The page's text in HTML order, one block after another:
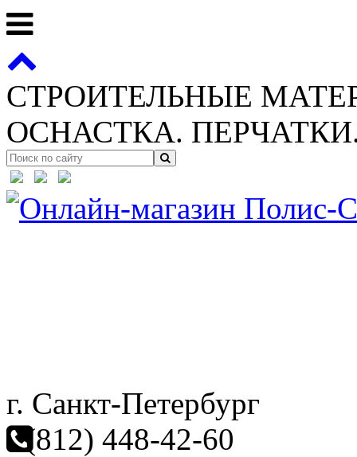
СТРОИТЕЛЬНЫЕ
ОСНАСТКА.
г. Санкт-Петербург
(812) 448-42-60